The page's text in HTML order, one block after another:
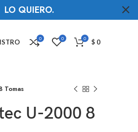
0 0 0 $ 0
Tomas
U-2000 8
LO QUIERO.